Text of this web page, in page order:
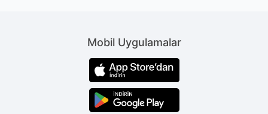
Mobil Uygulamalar